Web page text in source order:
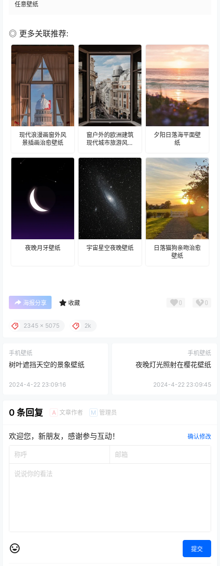
任意壁纸
◎ 更多关联推荐:
现代浪漫画窗外风
景插画治愈壁纸
窗户外的欧洲建筑
现代城市旅游风景
夕阳日落海平面壁
纸
夜晚月牙壁纸 宇宙星空夜晚壁纸
日落猫狗亲吻治愈
壁纸
海报分享 收藏 0 0
2345 x 5075 2k
手机壁纸
树叶遮挡天空的景象壁纸
2024-4-22 23:09:16
手机壁纸
夜晚灯光照射在樱花壁纸
2024-4-22 23:09:45
0 条回复 A 文章作者 M 管理员
欢迎您，新朋友，感谢参与互动！ 确认修改
提交